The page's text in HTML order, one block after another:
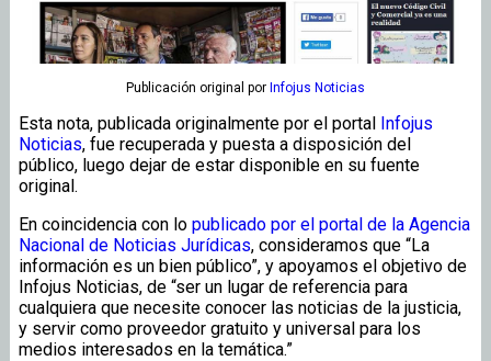
Publicación original por Infojus Noticias
Esta nota, publicada originalmente por el portal Infojus
Noticias, fue recuperada y puesta a disposición del
público, luego dejar de estar disponible en su fuente
original.
En coincidencia con lo publicado por el portal de la Agencia
Nacional de Noticias Jurídicas, consideramos que “La
información es un bien público”, y apoyamos el objetivo de
Infojus Noticias, de “ser un lugar de referencia para
cualquiera que necesite conocer las noticias de la justicia,
y servir como proveedor gratuito y universal para los
medios interesados en la temática.”